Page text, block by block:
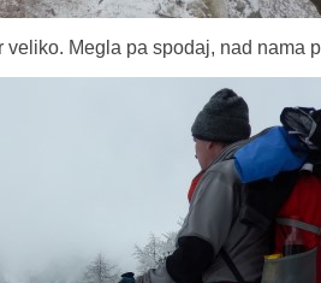
Megla pa spodaj, nad nama